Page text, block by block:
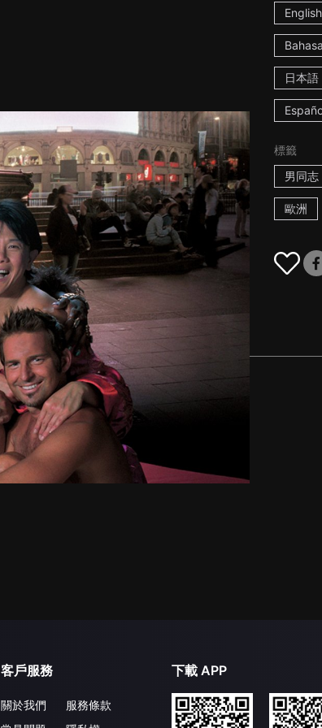
English
日本語
標籤
男同志
歐洲
客戶服務
關於我們
服務條款
下載 APP